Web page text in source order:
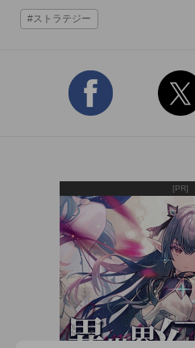
twitter：@armymenstrikejp
#ストラテジー
[PR]